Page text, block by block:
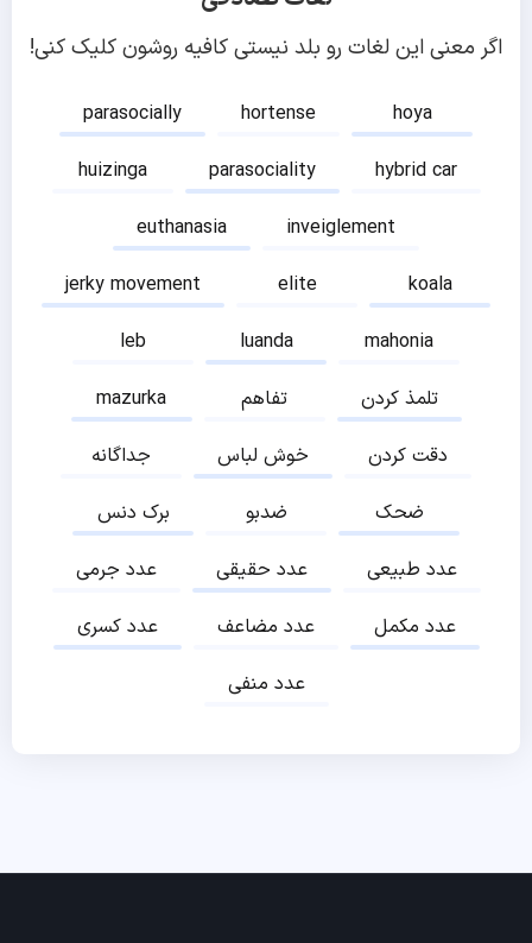
اگر معنی این لغات رو بلد نیستی کافیه روشون کلیک کنی!
parasocially hortense
hoya
huizinga
parasociality
hybrid car
euthanasia
inveiglement
jerky movement
elite
koala
leb
luanda
mahonia
mazurka
تفاهم
تلمذ کردن
جداگانه
خوش لباس
دقت کردن
برک دنس
ضدبو
ضحک
عدد جرمی
عدد حقیقی
عدد طبیعی
عدد کسری
عدد مضاعف
عدد مکمل
عدد منفی